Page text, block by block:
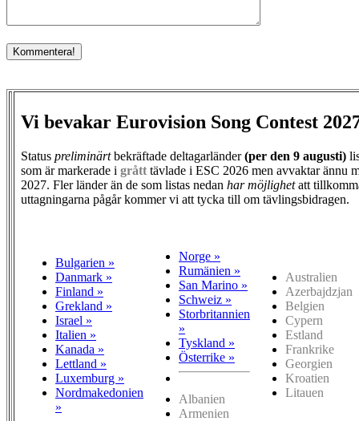
Vi bevakar Eurovision Song Contest
Status preliminärtbekräftade deltagarländer(per den 9 augusti)
som är markerade i grått tävlade i ESC 2026 men avvaktar ännu
2027. Fler länder än de som listas nedan har möjlighetatt
uttagningarna pågår kommer vi att tycka till om tävlingsbidragen.
Bulgarien »
Danmark »
Finland »
Grekland »
Israel »
Italien »
Kanada »
Lettland »
Luxemburg »
Nordmakedonien
»
Norge »
Rumänien »
San Marino »
Schweiz »
Storbritannien
»
Tyskland »
Österrike »
Albanien
Armenien
Australien
Azerbajdzjan
Belgien
Cypern
Estland
Frankrike
Georgien
Kroatien
Litauen